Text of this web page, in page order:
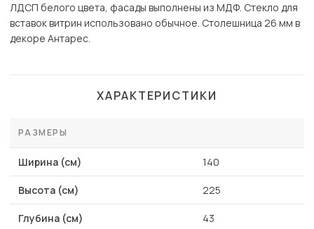
ЛДСП белого цвета, фасады выполнены из МДФ. Стекло для
вставок витрин использовано обычное. Столешница 26 мм в
декоре Антарес.
ХАРАКТЕРИСТИКИ
РАЗМЕРЫ
Ширина (см) 140
Высота (см) 225
Глубина (см) 43